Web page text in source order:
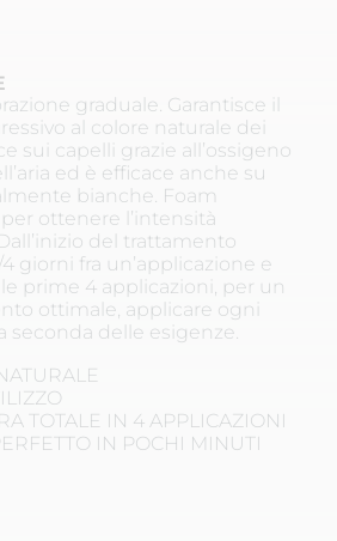
graduale. Garantisce il
al colore naturale dei
sui capelli grazie all’ossigeno
ed è efficace anche su
bianche. Foam
ottenere l’intensità
del trattamento
giorni fra un’applicazione e
le prime 4 applicazioni, per un
ottimale, applicare ogni
seconda delle esigenze.
TOTALE IN 4 APPLICAZIONI
IN POCHI MINUTI